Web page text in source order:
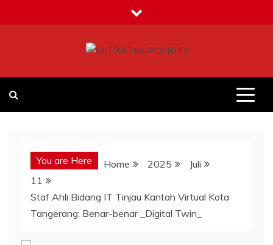
to
You are Here Home 2025
Juli
11
Staf Ahli Bidang IT Tinjau Kantah Virtual Kota
Tangerang: Benar-benar _Digital Twin_